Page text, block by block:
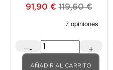
91,90 € 119,60 €
- +
AÑADIR AL CARRITO